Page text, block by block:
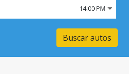
14:00 PM
Buscar autos